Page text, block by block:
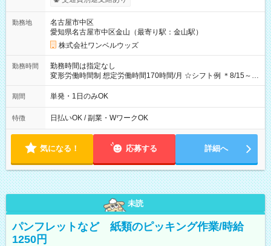
OK！（規定あり） ┗働いたその日に現金GET♪ お仕事後はコン
期間なし
勤務地
名古屋市中区
愛知県名古屋市中区金山（最寄り駅：金山駅）
株式会社ワンベルウッズ
勤務時間
勤務時間は指定なし
変形労働時間制 想定労働時間170時間/月 ☆シフト例 ＊8/15～
10/26 全日共通 08：00～12：00 17：00～21：00 ＊8/31
～9/19のみ下記シフトもあります！ 12：00～16：00 ＊9/6～
00
期間 単発・1日のみOK
特徴 日払いOK / 副業・WワークOK
気になる！ 応募する 詳細へ
未読
パンフレットなど 紙類のピッキング作業/時給
1250円